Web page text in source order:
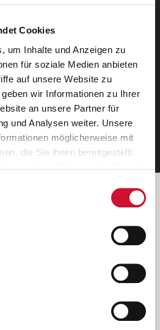
Cookies
um Inhalte und Anzeigen zu
für soziale Medien anbieten
auf unsere Website zu
wir Informationen zu Ihrer
an unsere Partner für
und Analysen weiter. Unsere
möglicherweise mit
die Sie ihnen bereitgestellt
klicken, so stimmen
Cookies zu. Sie können
jederzeit widerrufen,
aufrufen und diese
per E-Mail.
Service von AWO
Jobs.
eintragen
AWO Bezirksverbandes Unterfranken